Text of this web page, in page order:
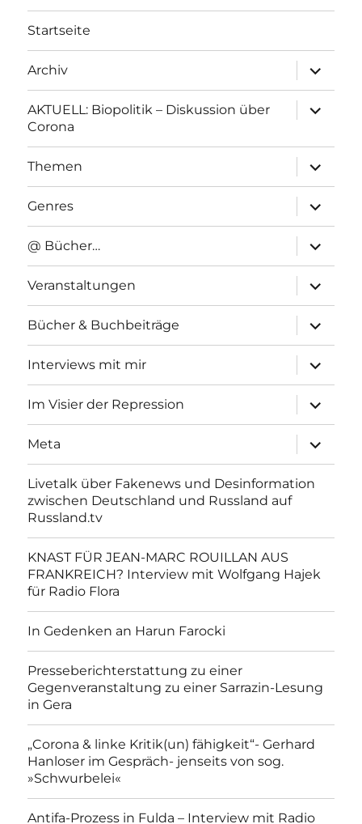
Startseite
Archiv
anzeigen
AKTUELL: Biopolitik – Diskussion über
Corona
anzeigen
Themen
anzeigen
Genres
anzeigen
@ Bücher…
anzeigen
Veranstaltungen
anzeigen
Bücher & Buchbeiträge
anzeigen
Interviews mit mir
anzeigen
Im Visier der Repression
anzeigen
Meta
anzeigen
Livetalk über Fakenews und Desinformation
zwischen Deutschland und Russland auf
Russland.tv
KNAST FÜR JEAN-MARC ROUILLAN AUS
FRANKREICH? Interview mit Wolfgang Hajek
für Radio Flora
In Gedenken an Harun Farocki
Presseberichterstattung zu einer
Gegenveranstaltung zu einer Sarrazin-Lesung
in Gera
„Corona & linke Kritik(un) fähigkeit“- Gerhard
Hanloser im Gespräch- jenseits von sog.
»Schwurbelei«
Antifa-Prozess in Fulda – Interview mit Radio